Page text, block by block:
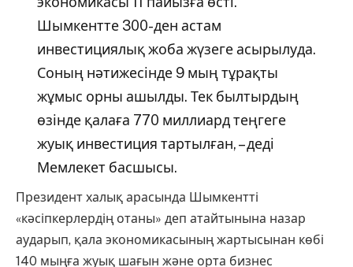
Шымкентте 300-ден астам
инвестициялық жоба жүзеге асырылуда.
Соның нәтижесінде 9 мың тұрақты
жұмыс орны ашылды. Тек былтырдың
өзінде қалаға 770 миллиард теңгеге
жуық инвестиция тартылған, – деді
Мемлекет басшысы.
Президент халық арасында Шымкентті
«кәсіпкерлердің отаны» деп атайтынына назар
аударып, қала экономикасының жартысынан көбі
140 мыңға жуық шағын және орта бизнес